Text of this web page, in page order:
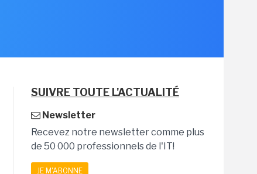
SUIVRE TOUTE L'ACTUALITÉ
Newsletter
Recevez notre newsletter comme plus
de 50 000 professionnels de l'IT!
JE M'ABONNE